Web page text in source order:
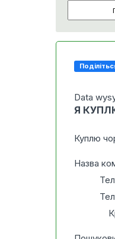
Data
Я
Куплю
Назва